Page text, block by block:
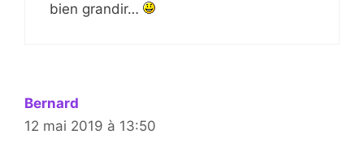
bien grandir…
Bernard
12 mai 2019 à 13:50